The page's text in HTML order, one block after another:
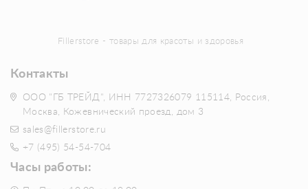
Fillerstore - товары для красоты и здоровья
Контакты
ООО "ГБ ТРЕЙД", ИНН 7727326079 115114, Россия,
Москва, Кожевнический проезд, дом 3
sales@fillerstore.ru
+7 (495) 54-54-704
Часы работы: